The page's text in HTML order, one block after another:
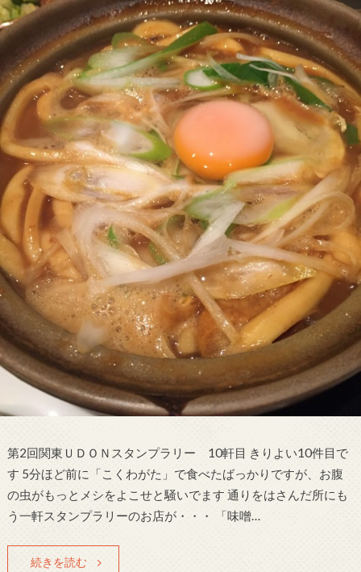
第2回関東ＵＤＯＮスタンプラリー 10軒目 きりよい10件目で
す 5分ほど前に「こくわがた」で食べたばっかりですが、お腹
の虫がもっとメシをよこせと騒いでます 通りをはさんだ所にも
う一軒スタンプラリーのお店が・・・ 「味噌…
続きを読む